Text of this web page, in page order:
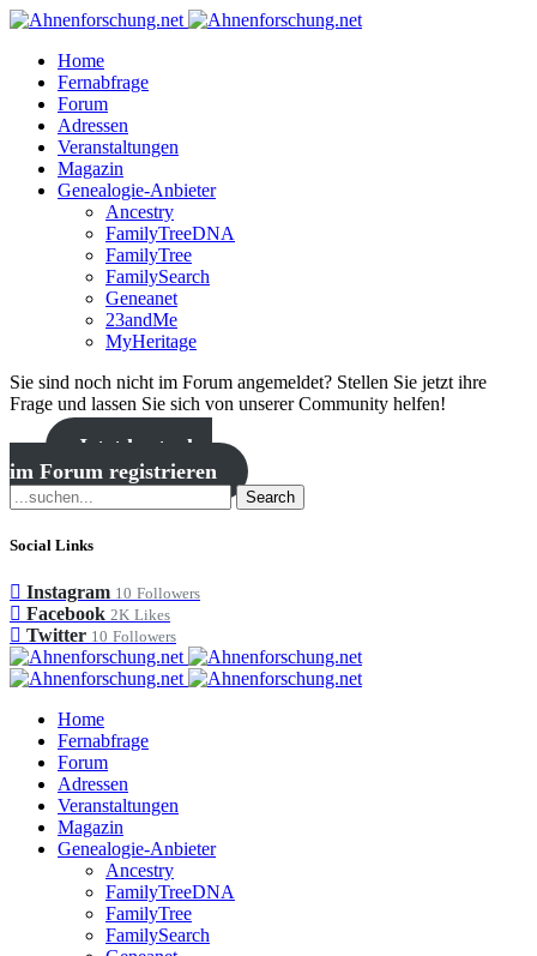
Home
Fernabfrage
Forum
Adressen
Veranstaltungen
Magazin
Genealogie-Anbieter
Ancestry
FamilyTreeDNA
FamilyTree
FamilySearch
Geneanet
23andMe
MyHeritage
Sie sind noch nicht im Forum angemeldet? Stellen Sie jetzt ihre
Frage und lassen Sie sich von unserer Community helfen!
Jetzt kostenlos
im Forum registrieren
Search
Social Links
Instagram 10 Followers
Facebook 2K Likes
Twitter 10 Followers
Home
Fernabfrage
Forum
Adressen
Veranstaltungen
Magazin
Genealogie-Anbieter
Ancestry
FamilyTreeDNA
FamilyTree
FamilySearch